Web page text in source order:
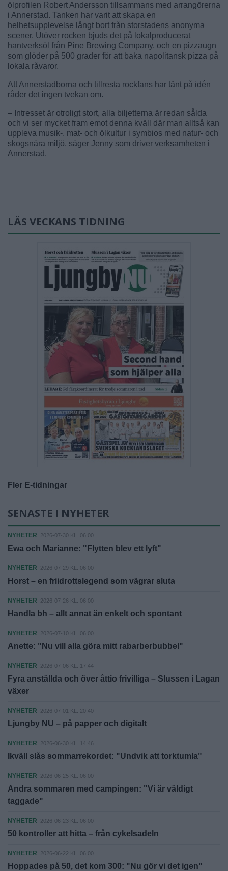
ölprofilen Robert Andersson tillsammans med arrangörerna
i Annerstad. Tanken har varit att skapa en
helhetsupplevelse långt bort från storstadens anonyma
scener. Utöver rocken bjuds det på lokalproducerat
hantverksöl från Pine Brewing Company, och en pizzaugn
som glöder på 500 grader för att baka napolitansk pizza på
lokala råvaror.
Att Annerstadborna och tillresta rockfans har tänt på idén
råder det ingen tvekan om.
– Intresset är otroligt stort, alla biljetterna är redan sålda
och vi ser mycket fram emot denna kväll där man alltså kan
uppleva musik-, mat- och ölkultur i symbios med natur- och
skogsnära miljö, säger Jenny som driver verksamheten i
Annerstad.
LÄS VECKANS TIDNING
Fler E-tidningar
SENASTE I NYHETER
NYHETER 2026-07-30 KL. 06:00
Ewa och Marianne: "Flytten blev ett lyft"
NYHETER 2026-07-29 KL. 06:00
Horst – en friidrottslegend som vägrar sluta
NYHETER 2026-07-26 KL. 06:00
Handla bh – allt annat än enkelt och spontant
NYHETER 2026-07-10 KL. 06:00
Anette: "Nu vill alla göra mitt rabarberbubbel"
NYHETER 2026-07-06 KL. 17:44
Fyra anställda och över åttio frivilliga – Slussen i Lagan
växer
NYHETER 2026-07-01 KL. 20:40
Ljungby NU – på papper och digitalt
NYHETER 2026-06-30 KL. 14:46
Ikväll slås sommarrekordet: "Undvik att torktumla"
NYHETER 2026-06-25 KL. 06:00
Andra sommaren med campingen: "Vi är väldigt
taggade"
NYHETER 2026-06-23 KL. 06:00
50 kontroller att hitta – från cykelsadeln
NYHETER 2026-06-22 KL. 06:00
Hoppades på 50, det kom 300: "Nu gör vi det igen"